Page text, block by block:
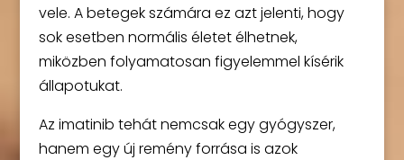
vele. A betegek számára ez azt jelenti, hogy
sok esetben normális életet élhetnek,
miközben folyamatosan figyelemmel kísérik
állapotukat.
Az imatinib tehát nemcsak egy gyógyszer,
hanem egy új remény forrása is azok